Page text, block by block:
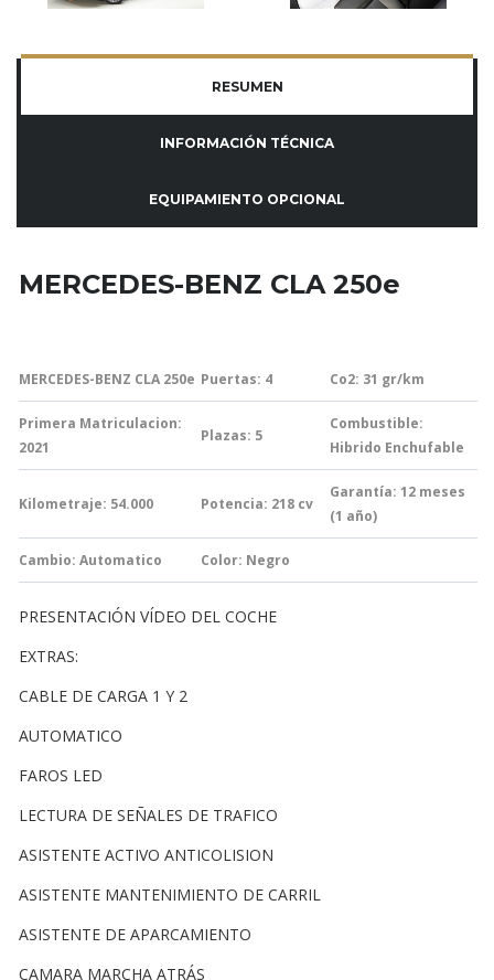
RESUMEN
INFORMACIÓN TÉCNICA
EQUIPAMIENTO OPCIONAL
MERCEDES-BENZ CLA 250e
MERCEDES-BENZ CLA 250e Puertas: 4 Co2: 31 gr/km
Primera Matriculacion:
2021
Plazas: 5
Combustible:
Hibrido Enchufable
Kilometraje: 54.000 Potencia: 218 cv
Garantía: 12 meses
(1 año)
Cambio: Automatico Color: Negro
PRESENTACIÓN VÍDEO DEL COCHE
EXTRAS:
CABLE DE CARGA 1 Y 2
AUTOMATICO
FAROS LED
LECTURA DE SEÑALES DE TRAFICO
ASISTENTE ACTIVO ANTICOLISION
ASISTENTE MANTENIMIENTO DE CARRIL
ASISTENTE DE APARCAMIENTO
CAMARA MARCHA ATRÁS